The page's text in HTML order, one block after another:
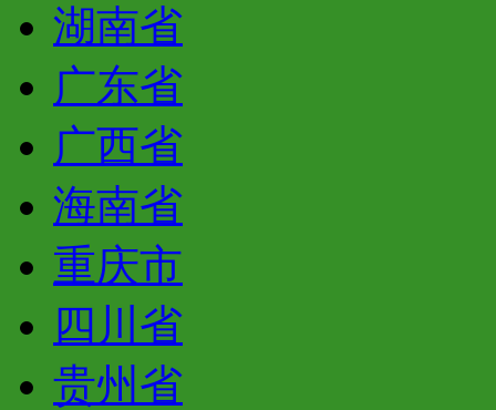
湖南省
广东省
广西省
海南省
重庆市
四川省
贵州省